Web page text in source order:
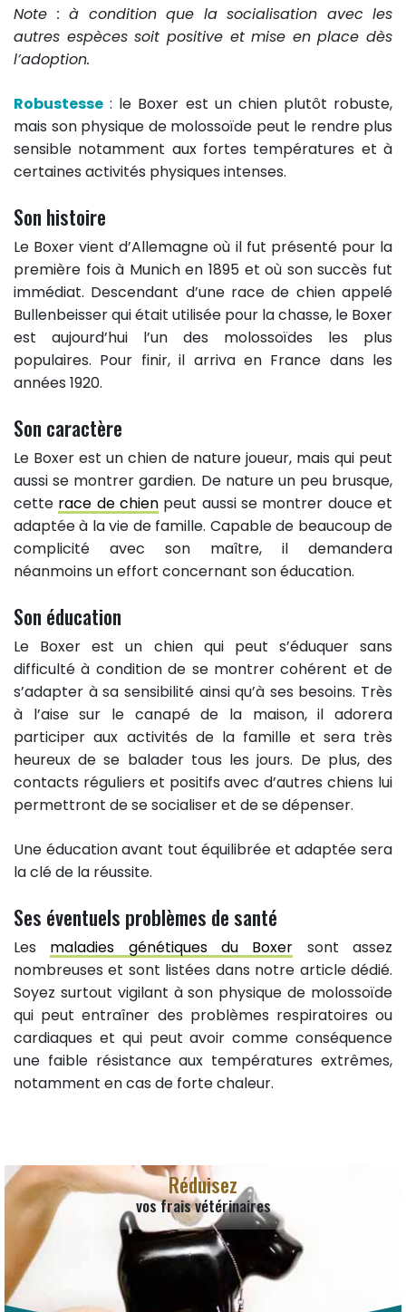
Note : à condition que la socialisation avec les
autres espèces soit positive et mise en place dès
l’adoption.
Robustesse : le Boxer est un chien plutôt robuste,
mais son physique de molossoïde peut le rendre plus
sensible notamment aux fortes températures et à
certaines activités physiques intenses.
Son histoire
Le Boxer vient d’Allemagne où il fut présenté pour la
première fois à Munich en 1895 et où son succès fut
immédiat. Descendant d’une race de chien appelé
Bullenbeisser qui était utilisée pour la chasse, le Boxer
est aujourd’hui l’un des molossoïdes les plus
populaires. Pour finir, il arriva en France dans les
années 1920.
Son caractère
Le Boxer est un chien de nature joueur, mais qui peut
aussi se montrer gardien. De nature un peu brusque,
cette race de chien peut aussi se montrer douce et
adaptée à la vie de famille. Capable de beaucoup de
complicité avec son maître, il demandera
néanmoins un effort concernant son éducation.
Son éducation
Le Boxer est un chien qui peut s’éduquer sans
difficulté à condition de se montrer cohérent et de
s’adapter à sa sensibilité ainsi qu’à ses besoins. Très
à l’aise sur le canapé de la maison, il adorera
participer aux activités de la famille et sera très
heureux de se balader tous les jours. De plus, des
contacts réguliers et positifs avec d’autres chiens lui
permettront de se socialiser et de se dépenser.
Une éducation avant tout équilibrée et adaptée sera
la clé de la réussite.
Ses éventuels problèmes de santé
Les maladies génétiques du Boxer sont assez
nombreuses et sont listées dans notre article dédié.
Soyez surtout vigilant à son physique de molossoïde
qui peut entraîner des problèmes respiratoires ou
cardiaques et qui peut avoir comme conséquence
une faible résistance aux températures extrêmes,
notamment en cas de forte chaleur.
Réduisez
vos frais vétérinaires